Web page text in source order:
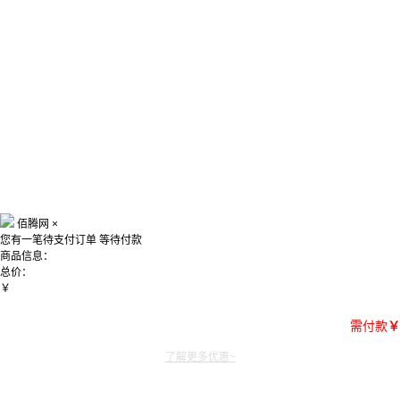
佰腾网 ×
您有一笔待支付订单 等待付款
商品信息：
总价：
￥
需付款￥
了解更多优惠~